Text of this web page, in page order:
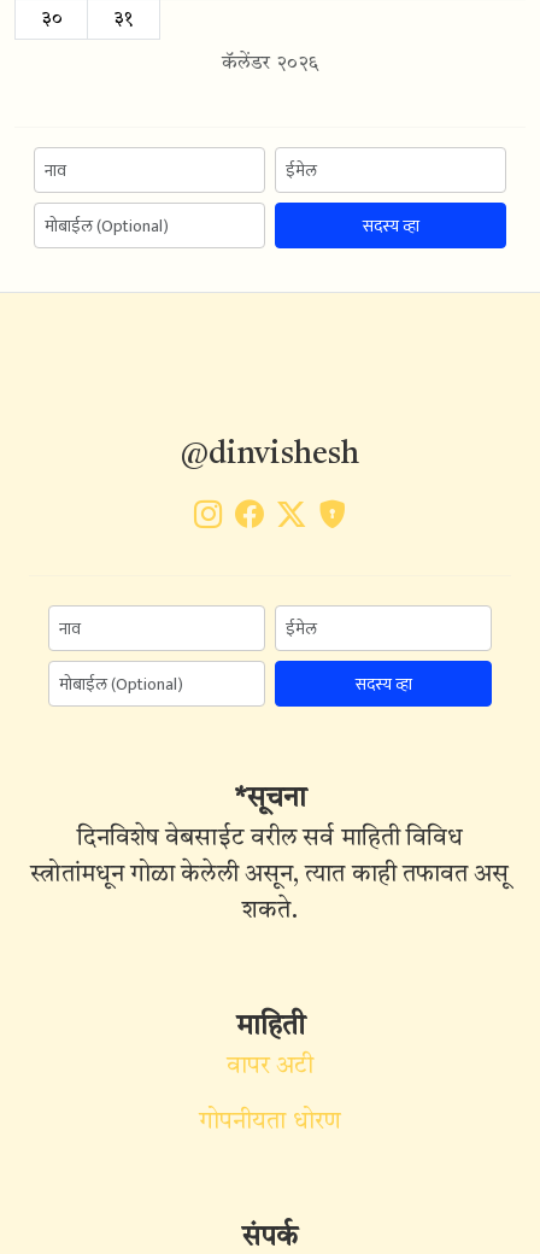
३० ३१
कॅलेंडर २०२६
सदस्य व्हा
@dinvishesh
सदस्य व्हा
*सूचना
दिनविशेष वेबसाईट वरील सर्व माहिती विविध
स्त्रोतांमधून गोळा केलेली असून, त्यात काही तफावत असू
शकते.
माहिती
वापर अटी
गोपनीयता धोरण
संपर्क